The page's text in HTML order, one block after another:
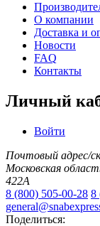
О компании
Доставка и
Новости
FAQ
Контакты
Личный
Войти
Почтовый адрес/
Московская
422А
8 (800) 505-00-28 8
Поделиться: